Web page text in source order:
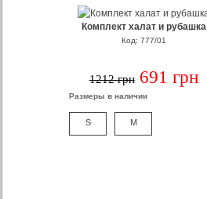
Комплект халат и рубашка
Код: 777/01
1212 грн 691 грн
Размеры в наличии
S M